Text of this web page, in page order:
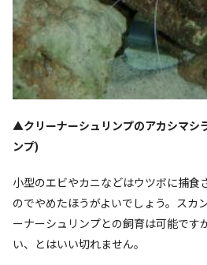
▲クリーナーシュリンプのアカシマシ
ンプ)
小型のエビやカニなどはウツボに捕食
のでやめたほうがよいでしょう。スカ
ーナーシュリンプとの飼育は可能です
い、とはいい切れません。